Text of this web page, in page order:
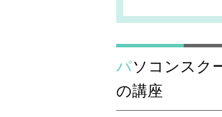
パソコンスクール アビバ のExcel（エクセル）
の講座